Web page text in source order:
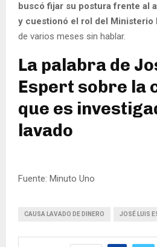
buscó fijar su postura frente al
y cuestionó el rol del Ministerio
de varios meses sin hablar.
La palabra de
Espert sobre la
que es
lavado
Fuente: Minuto Uno
CAUSA LAVADO DE DINERO JOSÉ LUIS